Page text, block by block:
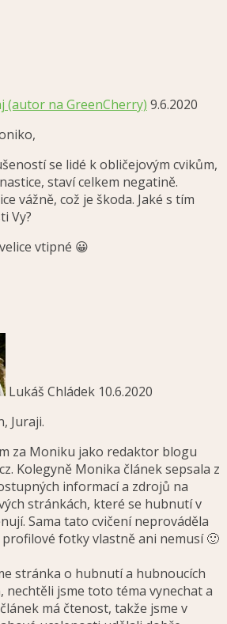
(autor na GreenCherry) 9.6.2020
se lidé k obličejovým cvikům,
staví celkem negatině.
vážně, což je škoda. Jaké s tím
Vy?
vtipné 😀
Lukáš Chládek 10.6.2020
Juraji.
za Moniku jako redaktor blogu
Kolegyně Monika článek sepsala z
informací a zdrojů na
stránkách, které se hubnutí v
Sama tato cvičení neprováděla
fotky vlastně ani nemusí 🙂
stránka o hubnutí a hubnoucích
nechtěli jsme toto téma vynechat a
má čtenost, takže jsme v